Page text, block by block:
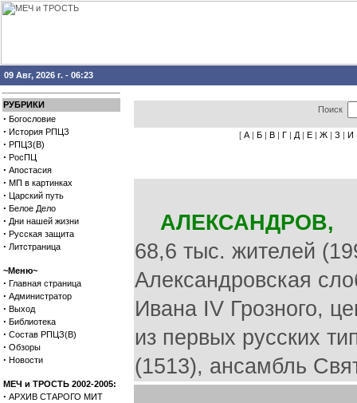
09 Авг, 2026 г. - 06:23
РУБРИКИ
· Богословие
· История РПЦЗ
· РПЦЗ(В)
· РосПЦ
· Апостасия
· МП в картинках
· Царский путь
· Белое Дело
· Дни нашей жизни
· Русская защита
· Литстраница
~Меню~
· Главная страница
· Администратор
· Выход
· Библиотека
· Состав РПЦЗ(В)
· Обзоры
· Новости
МЕЧ и ТРОСТЬ 2002-2005:
· АРХИВ СТАРОГО МИТ
Поиск
[ А | Б | В | Г | Д | Е | Ж | З | И
АЛЕКСАНДРОВ,
68,6 тыс. жителей
Александровская
Ивана IV Грозного,
из первых русских
(1513), ансамбль